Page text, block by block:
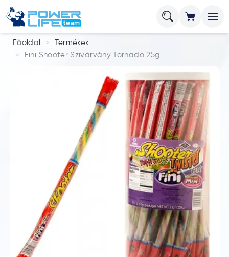
Főoldal
Termékek
Fini Shooter Szivárvány Tornado 25g